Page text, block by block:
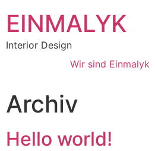
EINMALYK
Interior Design
Wir sind Einmalyk
Archiv
Hello world!